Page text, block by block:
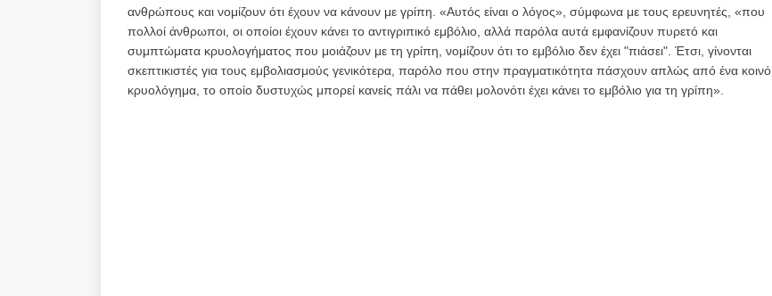
ανθρώπους και νομίζουν ότι έχουν να κάνουν με γρίπη. «Αυτός είναι ο λόγος», σύμφωνα με τους ερευνητές, «που
πολλοί άνθρωποι, οι οποίοι έχουν κάνει το αντιγριπικό εμβόλιο, αλλά παρόλα αυτά εμφανίζουν πυρετό και
συμπτώματα κρυολογήματος που μοιάζουν με τη γρίπη, νομίζουν ότι το εμβόλιο δεν έχει "πιάσει". Έτσι, γίνονται
σκεπτικιστές για τους εμβολιασμούς γενικότερα, παρόλο που στην πραγματικότητα πάσχουν απλώς από ένα κοινό
κρυολόγημα, το οποίο δυστυχώς μπορεί κανείς πάλι να πάθει μολονότι έχει κάνει το εμβόλιο για τη γρίπη».